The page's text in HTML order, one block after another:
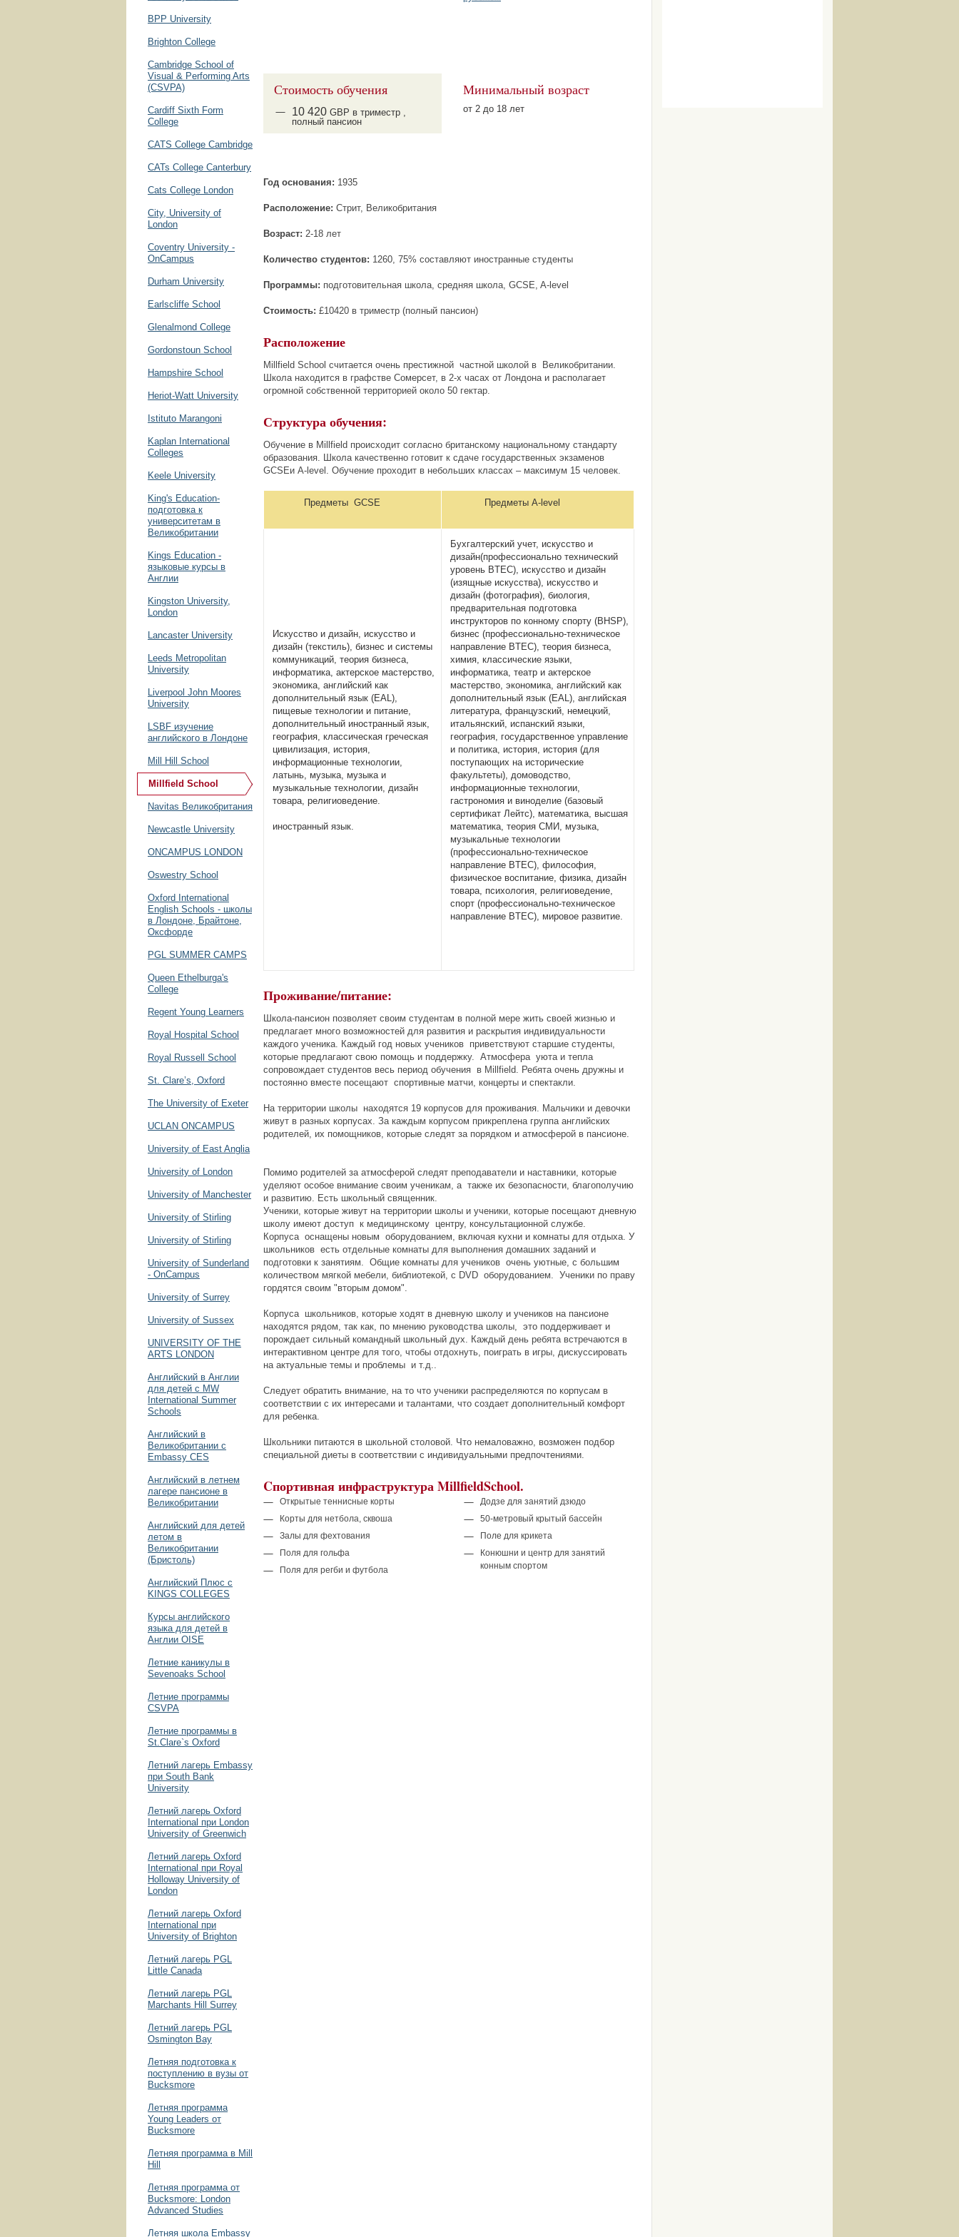
BPP University
Brighton College
Cambridge School of
Visual & Performing Arts
(CSVPA)
Cardiff Sixth Form
College
CATS College Cambridge
CATs College Canterbury
Cats College London
City, University of
London
Coventry University -
OnCampus
Durham University
Earlscliffe School
Glenalmond College
Gordonstoun School
Hampshire School
Heriot-Watt University
Istituto Marangoni
Kaplan International
Colleges
Keele University
King's Education-
подготовка к
университетам в
Великобритании
Kings Education -
языковые курсы в
Англии
Kingston University,
London
Lancaster University
Leeds Metropolitan
University
Liverpool John Moores
University
LSBF изучение
английского в Лондоне
Mill Hill School
Millfield School
Navitas Великобритания
Newcastle University
ONCAMPUS LONDON
Oswestry School
Oxford International
English Schools - школы
в Лондоне, Брайтоне,
Оксфорде
PGL SUMMER CAMPS
Queen Ethelburga's
College
Regent Young Learners
Royal Hospital School
Royal Russell School
St. Clare’s, Oxford
The University of Exeter
UCLAN ONCAMPUS
University of East Anglia
University of London
University of Manchester
University of Stirling
University of Stirling
University of Sunderland
- OnCampus
University of Surrey
University of Sussex
UNIVERSITY OF THE
ARTS LONDON
Английский в Англии
для детей с MW
International Summer
Schools
Английский в
Великобритании с
Embassy CES
Английский в летнем
лагере пансионе в
Великобритании
Английский для детей
летом в
Великобритании
(Бристоль)
Английский Плюс с
KINGS COLLEGES
Курсы английского
языка для детей в
Англии OISE
Летние каникулы в
Sevenoaks School
Летние программы
CSVPA
Летние программы в
St.Clare`s Oxford
Летний лагерь Embassy
при South Bank
University
Летний лагерь Oxford
International при London
University of Greenwich
Летний лагерь Oxford
International при Royal
Holloway University of
London
Летний лагерь Oxford
International при
University of Brighton
Летний лагерь PGL
Little Canada
Летний лагерь PGL
Marchants Hill Surrey
Летний лагерь PGL
Osmington Bay
Летняя подготовка к
поступлению в вузы от
Bucksmore
Летняя программа
Young Leaders от
Bucksmore
Летняя программа в Mill
Hill
Летняя программа от
Bucksmore: London
Advanced Studies
Летняя школа Embassy
Стоимость обучения
10 420 GBP в триместр ,
полный пансион
Минимальный возраст
от 2 до 18 лет
Год основания: 1935
Расположение: Стрит, Великобритания
Возраст: 2-18 лет
Количество студентов: 1260, 75% составляют иностранные студенты
Программы: подготовительная школа, средняя школа, GCSE, A-level
Стоимость: £10420 в триместр (полный пансион)
Расположение
Millfield School считается очень престижной частной школой в Великобритании.
Школа находится в графстве Сомерсет, в 2-х часах от Лондона и располагает
огромной собственной территорией около 50 гектар.
Структура обучения:
Обучение в Millfield происходит согласно британскому национальному стандарту
образования. Школа качественно готовит к сдаче государственных экзаменов
GCSEи A-level. Обучение проходит в небольших классах – максимум 15 человек.
Предметы GCSE Предметы A-level
Искусство и дизайн, искусство и
дизайн (текстиль), бизнес и системы
коммуникаций, теория бизнеса,
информатика, актерское мастерство,
экономика, английский как
дополнительный язык (EAL),
пищевые технологии и питание,
дополнительный иностранный язык,
география, классическая греческая
цивилизация, история,
информационные технологии,
латынь, музыка, музыка и
музыкальные технологии, дизайн
товара, религиоведение.
иностранный язык.
Бухгалтерский учет, искусство и
дизайн(профессионально технический
уровень BTEC), искусство и дизайн
(изящные искусства), искусство и
дизайн (фотография), биология,
предварительная подготовка
инструкторов по конному спорту (BHSP),
бизнес (профессионально-техническое
направление BTEC), теория бизнеса,
химия, классические языки,
информатика, театр и актерское
мастерство, экономика, английский как
дополнительный язык (EAL), английская
литература, французский, немецкий,
итальянский, испанский языки,
география, государственное управление
и политика, история, история (для
поступающих на исторические
факультеты), домоводство,
информационные технологии,
гастрономия и виноделие (базовый
сертификат Лейтс), математика, высшая
математика, теория СМИ, музыка,
музыкальные технологии
(профессионально-техническое
направление BTEC), философия,
физическое воспитание, физика, дизайн
товара, психология, религиоведение,
спорт (профессионально-техническое
направление BTEC), мировое развитие.
Проживание/питание:
Школа-пансион позволяет своим студентам в полной мере жить своей жизнью и
предлагает много возможностей для развития и раскрытия индивидуальности
каждого ученика. Каждый год новых учеников приветствуют старшие студенты,
которые предлагают свою помощь и поддержку. Атмосфера уюта и тепла
сопровождает студентов весь период обучения в Millfield. Ребята очень дружны и
постоянно вместе посещают спортивные матчи, концерты и спектакли.
На территории школы находятся 19 корпусов для проживания. Мальчики и девочки
живут в разных корпусах. За каждым корпусом прикреплена группа английских
родителей, их помощников, которые следят за порядком и атмосферой в пансионе.
Помимо родителей за атмосферой следят преподаватели и наставники, которые
уделяют особое внимание своим ученикам, а также их безопасности, благополучию
и развитию. Есть школьный священник.
Ученики, которые живут на территории школы и ученики, которые посещают дневную
школу имеют доступ к медицинскому центру, консультационной службе.
Корпуса оснащены новым оборудованием, включая кухни и комнаты для отдыха. У
школьников есть отдельные комнаты для выполнения домашних заданий и
подготовки к занятиям. Общие комнаты для учеников очень уютные, с большим
количеством мягкой мебели, библиотекой, с DVD оборудованием. Ученики по праву
гордятся своим "вторым домом".
Корпуса школьников, которые ходят в дневную школу и учеников на пансионе
находятся рядом, так как, по мнению руководства школы, это поддерживает и
порождает сильный командный школьный дух. Каждый день ребята встречаются в
интерактивном центре для того, чтобы отдохнуть, поиграть в игры, дискуссировать
на актуальные темы и проблемы и т.д..
Следует обратить внимание, на то что ученики распределяются по корпусам в
соответствии с их интересами и талантами, что создает дополнительный комфорт
для ребенка.
Школьники питаются в школьной столовой. Что немаловажно, возможен подбор
специальной диеты в соответствии с индивидуальными предпочтениями.
Cпортивная инфраструктураMillfieldSchool.
Открытые теннисные корты
Корты для нетбола, сквоша
Залы для фехтования
Поля для гольфа
Поля для регби и футбола
Додзе для занятий дзюдо
50-метровый крытый бассейн
Поле для крикета
Конюшни и центр для занятий
конным спортом